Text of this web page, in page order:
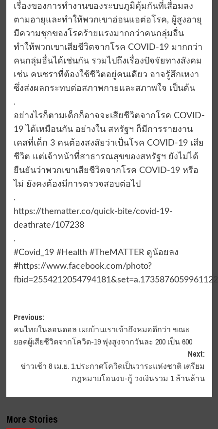
เรื่องของการทำงานของระบบภูมิคุ้มกันที่เสื่อมลง
ตามอายุและทำให้พวกเขาอ่อนแอต่อโรค, ผู้สูงอายุ
มีความชุกของโรคร้ายแรงมากกว่าคนกลุ่มอื่น
ทำให้พวกเขาเสียชีวิตจากโรค COVID-19 มากกว่า
คนกลุ่มอื่นได้เช่นกัน รวมไปถึงเรื่องปัจจัยทางสังคม
เช่น คนชราที่ต้องใช้ชีวิตอยู่คนเดียว อาจรู้สึกเหงา
ซึ่งส่งผลกระทบต่อสภาพกายและสภาพใจ เป็นต้น
.
อย่างไรก็ตามเด็กก็อาจจะเสียชีวิตจากโรค COVID-
19 ได้เหมือนกัน อย่างใน สหรัฐฯ ก็มีการรายงาน
เคสที่เด็ก 3 คนต้องสงสัยว่าเป็นโรค COVID-19 เสีย
ชีวิต แต่เจ้าหน้าที่สาธารณสุขของสหรัฐฯ ยังไม่ได้
ยืนยันว่าพวกเขาเสียชีวิตจากโรค COVID-19 หรือ
ไม่ ยังคงต้องมีการตรวจสอบต่อไป
.
https://thematter.co/quick-bite/covid-19-
deathrate/107238
.
#Covid_19 #Health #TheMATTER ดูน้อยลง
#https://www.facebook.com/photo?
fbid=2554212054794181&set=a.1735876059961122
Post
navigation
Previous:
คนไทยในลอนดอล เผยบ้านเราเข้าถึงหมอดีกว่า ขณะ
ยอดผู้เสียชีวิตจากโควิด-19 พุ่งสูงจากวันละ 200 เป็น 600
Next:
ข่าวเช้า 8 เม.ย. 1.ประกาศโควิดเป็นวาระแห่งชาติ เตรียม
กฎหมายโอนงบ-กู้ วงเงินรวม 1 ล้านล้าน
More Stories